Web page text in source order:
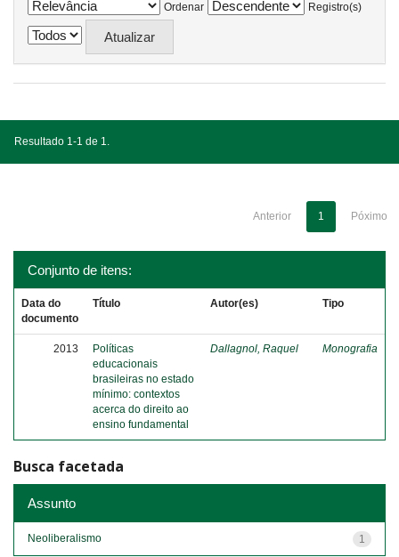
Ordenar
Registro(s)
Resultado 1-1 de 1.
Anterior 1 Póximo
Conjunto de itens:
Data do
documento
Título Autor(es) Tipo
2013
Políticas
educacionais
brasileiras no estado
mínimo: contextos
acerca do direito ao
ensino fundamental
Dallagnol, Raquel Monografia
Busca facetada
Assunto
1
Neoliberalismo